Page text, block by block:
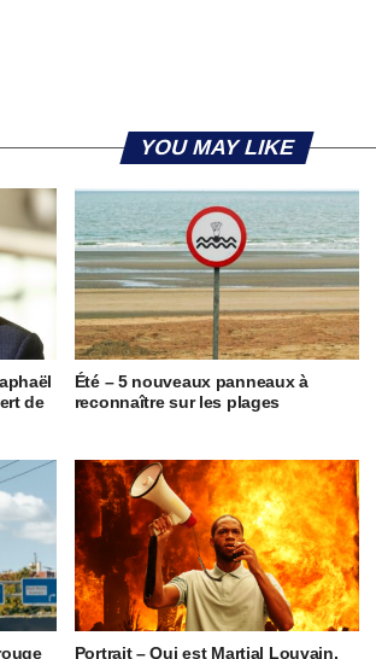
YOU MAY LIKE
de
Été – 5 nouveaux panneaux à
reconnaître sur les plages
Portrait – Qui est Martial Louvain,